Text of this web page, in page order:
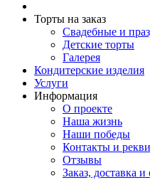
Торты на заказ
Свадебные и
Детские торты
Галерея
Кондитерские изделия
Услуги
Информация
О проекте
Наша жизнь
Наши победы
Контакты и
Отзывы
Заказ, доставка и